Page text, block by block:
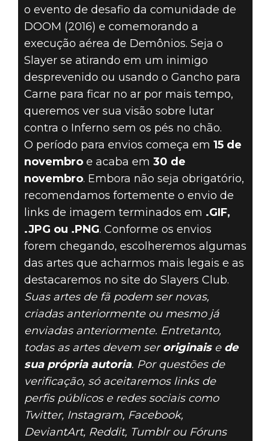
o evento de desafio da comunidade de
DOOM (2016) e comemorando a
execução aérea de Demônios. Seja o
Slayer se atirando em um inimigo
desprevenido ou usando o Gancho para
Carne para ficar no ar por mais tempo,
queremos ver sua visão sobre lutar
contra o Inferno sem os pés no chão.
O período para envios começa em 15 de
novembroe acaba em 30 de
novembro. Embora não seja obrigatório,
recomendamos fortemente o envio de
links de imagem terminados em .GIF,
.JPG ou .PNG. Conforme os envios
forem chegando, escolheremos algumas
das artes que acharmos mais legais e as
destacaremos no site do Slayers Club.
Suas artes de fã podem ser novas,
criadas anteriormente ou mesmo já
enviadas anteriormente. Entretanto,
todas as artes devem seroriginaise de
sua própria autoria. Por questões de
verificação, só aceitaremos links de
perfis públicos e redes sociais como
Twitter, Instagram, Facebook,
DeviantArt, Reddit, Tumblr ou Fóruns